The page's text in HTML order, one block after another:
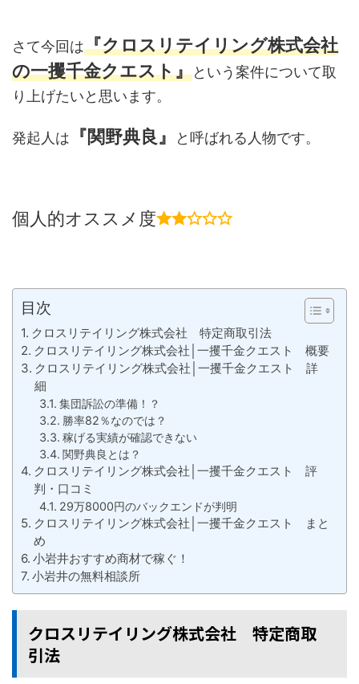
さて今回は『クロスリテイリング株式会社
の一攫千金クエスト』という案件について取
り上げたいと思います。
発起人は 『関野典良』 と呼ばれる人物です。
個人的オススメ度
目次
クロスリテイリング株式会社 特定商取引法
クロスリテイリング株式会社│一攫千金クエスト 概要
クロスリテイリング株式会社│一攫千金クエスト 詳
細
集団訴訟の準備！？
勝率82％なのでは？
稼げる実績が確認できない
関野典良とは？
クロスリテイリング株式会社│一攫千金クエスト 評
判・口コミ
29万8000円のバックエンドが判明
クロスリテイリング株式会社│一攫千金クエスト まと
め
小岩井おすすめ商材で稼ぐ！
小岩井の無料相談所
クロスリテイリング株式会社 特定商取
引法